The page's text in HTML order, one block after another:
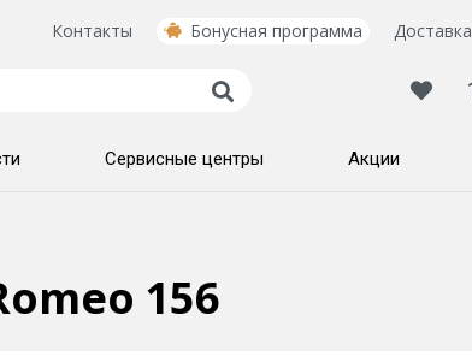
Контакты Бонусная программа Доставка
Сервисные центры Акции
156